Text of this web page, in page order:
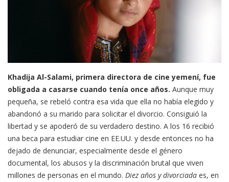
Khadija Al-Salami, primera directora de cine yemení, fue
obligada a casarse cuando tenía once años. Aunque muy
pequeña, se rebeló contra esa vida que ella no había elegido y
abandonó a su marido para solicitar el divorcio. Consiguió la
libertad y se apoderó de su verdadero destino. A los 16 recibió
una beca para estudiar cine en EE.UU. y desde entonces no ha
dejado de denunciar, especialmente desde el género
documental, los abusos y la discriminación brutal que viven
millones de personas en el mundo. Diez años y divorciada es, en